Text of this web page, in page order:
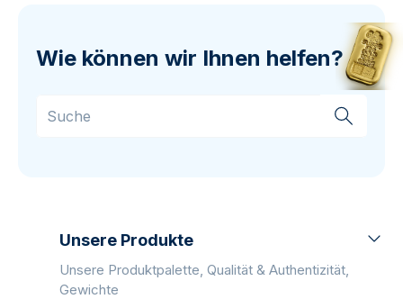
Wie können wir Ihnen helfen?
Unsere Produkte
Unsere Produktpalette, Qualität & Authentizität,
Gewichte